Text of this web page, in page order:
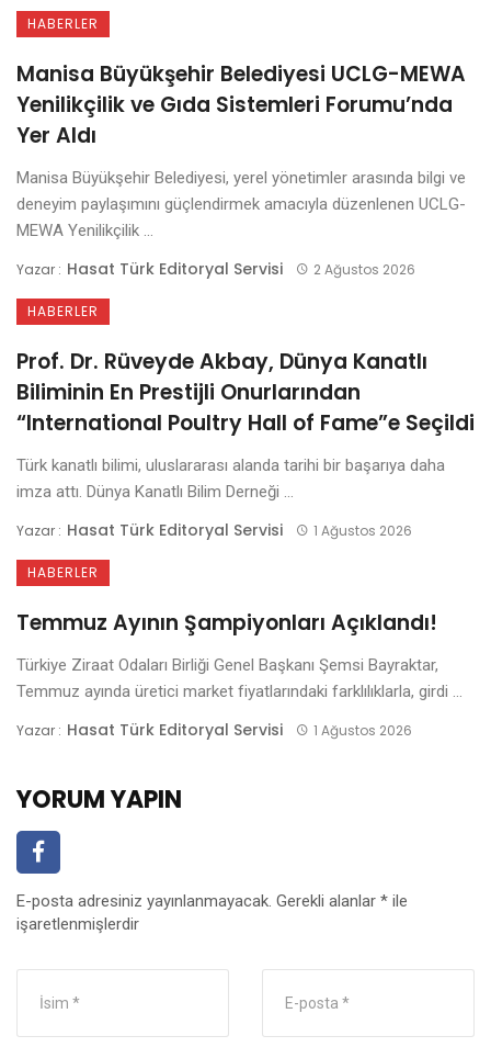
HABERLER
Manisa Büyükşehir Belediyesi UCLG-MEWA
Yenilikçilik ve Gıda Sistemleri Forumu’nda
Yer Aldı
Manisa Büyükşehir Belediyesi, yerel yönetimler arasında bilgi ve
deneyim paylaşımını güçlendirmek amacıyla düzenlenen UCLG-
MEWA Yenilikçilik ...
Yazar : Hasat Türk Editoryal Servisi 2 Ağustos 2026
HABERLER
Prof. Dr. Rüveyde Akbay, Dünya Kanatlı
Biliminin En Prestijli Onurlarından
“International Poultry Hall of Fame”e Seçildi
Türk kanatlı bilimi, uluslararası alanda tarihi bir başarıya daha
imza attı. Dünya Kanatlı Bilim Derneği ...
Yazar : Hasat Türk Editoryal Servisi 1 Ağustos 2026
HABERLER
Temmuz Ayının Şampiyonları Açıklandı!
Türkiye Ziraat Odaları Birliği Genel Başkanı Şemsi Bayraktar,
Temmuz ayında üretici market fiyatlarındaki farklılıklarla, girdi ...
Yazar : Hasat Türk Editoryal Servisi 1 Ağustos 2026
YORUM YAPIN
E-posta adresiniz yayınlanmayacak. Gerekli alanlar * ile
işaretlenmişlerdir